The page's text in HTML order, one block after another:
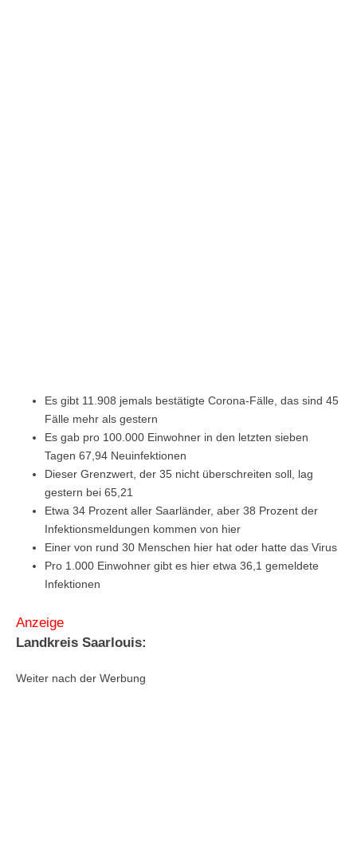
Es gibt 11.908 jemals bestätigte Corona-Fälle, das sind 45
Fälle mehr als gestern
Es gab pro 100.000 Einwohner in den letzten sieben
Tagen 67,94 Neuinfektionen
Dieser Grenzwert, der 35 nicht überschreiten soll, lag
gestern bei 65,21
Etwa 34 Prozent aller Saarländer, aber 38 Prozent der
Infektionsmeldungen kommen von hier
Einer von rund 30 Menschen hier hat oder hatte das Virus
Pro 1.000 Einwohner gibt es hier etwa 36,1 gemeldete
Infektionen
Anzeige
Landkreis Saarlouis:
Weiter nach der Werbung